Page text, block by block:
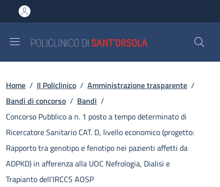
al contenuto principale
to footer content
Briciole di pane
Home / Il Policlinico / Amministrazione trasparente /
Bandi di concorso / Bandi /
Concorso Pubblico a n. 1 posto a tempo determinato di
Ricercatore Sanitario CAT. D, livello economico (progetto:
Rapporto tra genotipo e fenotipo nei pazienti affetti da
ADPKD) in afferenza alla UOC Nefrologia, Dialisi e
Trapianto dell’IRCCS AOSP